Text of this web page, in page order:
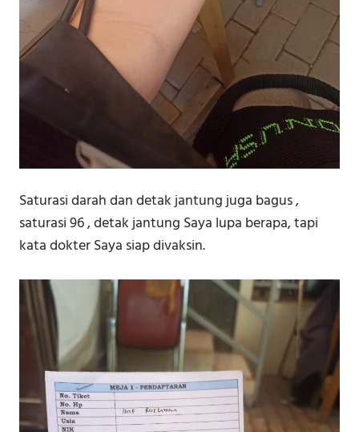
Saturasi darah dan detak jantung juga bagus ,
saturasi 96 , detak jantung Saya lupa berapa, tapi
kata dokter Saya siap divaksin.